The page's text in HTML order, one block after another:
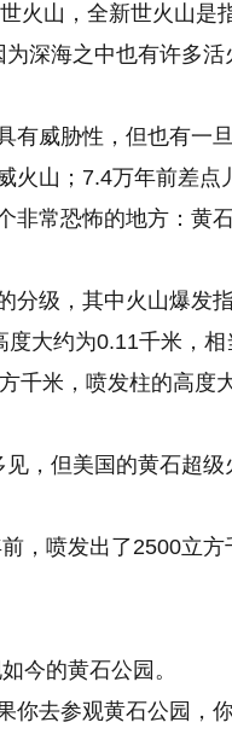
火山，全新世火山是
深海之中也有许多活
有威胁性，但也有一
火山；7.4万年前差点
非常恐怖的地方：黄
分级，其中火山爆发
大约为0.11千米，相
千米，喷发柱的高度
，但美国的黄石超级
，喷发出了2500立方
今的黄石公园。
你去参观黄石公园，